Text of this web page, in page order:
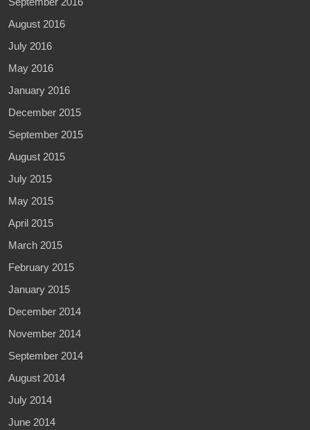
August 2016
July 2016
May 2016
January 2016
December 2015
September 2015
August 2015
July 2015
May 2015
April 2015
March 2015
February 2015
January 2015
December 2014
November 2014
September 2014
August 2014
July 2014
June 2014